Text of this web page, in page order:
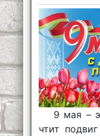
9 мая –
чтит